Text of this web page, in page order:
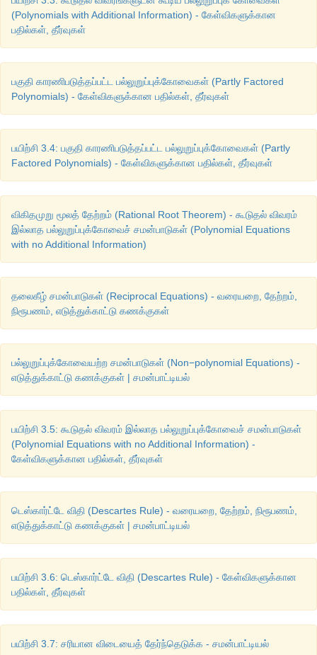
(Polynomials with Additional Information) - கேள்விகளுக்கான
பதில்கள், தீர்வுகள்
பகுதி காரணிபடுத்தப்பட்ட பல்லுறுப்புக்கோவைகள் (Partly Factored
Polynomials) - கேள்விகளுக்கான பதில்கள், தீர்வுகள்
பயிற்சி 3.4: பகுதி காரணிபடுத்தப்பட்ட பல்லுறுப்புக்கோவைகள் (Partly
Factored Polynomials) - கேள்விகளுக்கான பதில்கள், தீர்வுகள்
விகிதமுறு மூலத் தேற்றம் (Rational Root Theorem) - கூடுதல் விவரம்
இல்லாத பல்லுறுப்புக்கோவைச் சமன்பாடுகள் (Polynomial Equations
with no Additional Information)
தலைகீழ் சமன்பாடுகள் (Reciprocal Equations) - வரையறை, தேற்றம்,
நிரூபணம், எடுத்துக்காட்டு கணக்குகள்
பல்லுறுப்புக்கோவையற்ற சமன்பாடுகள் (Non−polynomial Equations) -
எடுத்துக்காட்டு கணக்குகள் | சமன்பாட்டியல்
பயிற்சி 3.5: கூடுதல் விவரம் இல்லாத பல்லுறுப்புக்கோவைச் சமன்பாடுகள்
(Polynomial Equations with no Additional Information) -
கேள்விகளுக்கான பதில்கள், தீர்வுகள்
டெஸ்கார்ட்டே விதி (Descartes Rule) - வரையறை, தேற்றம், நிரூபணம்,
எடுத்துக்காட்டு கணக்குகள் | சமன்பாட்டியல்
பயிற்சி 3.6: டெஸ்கார்ட்டே விதி (Descartes Rule) - கேள்விகளுக்கான
பதில்கள், தீர்வுகள்
பயிற்சி 3.7: சரியான விடையைத் தேர்ந்தெடுக்க - சமன்பாட்டியல்